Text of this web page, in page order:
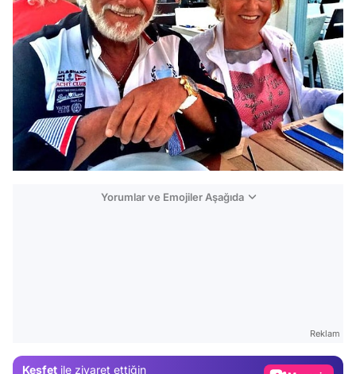
Yorumlar ve Emojiler Aşağıda
Reklam
Keşfet ile ziyaret ettiğin